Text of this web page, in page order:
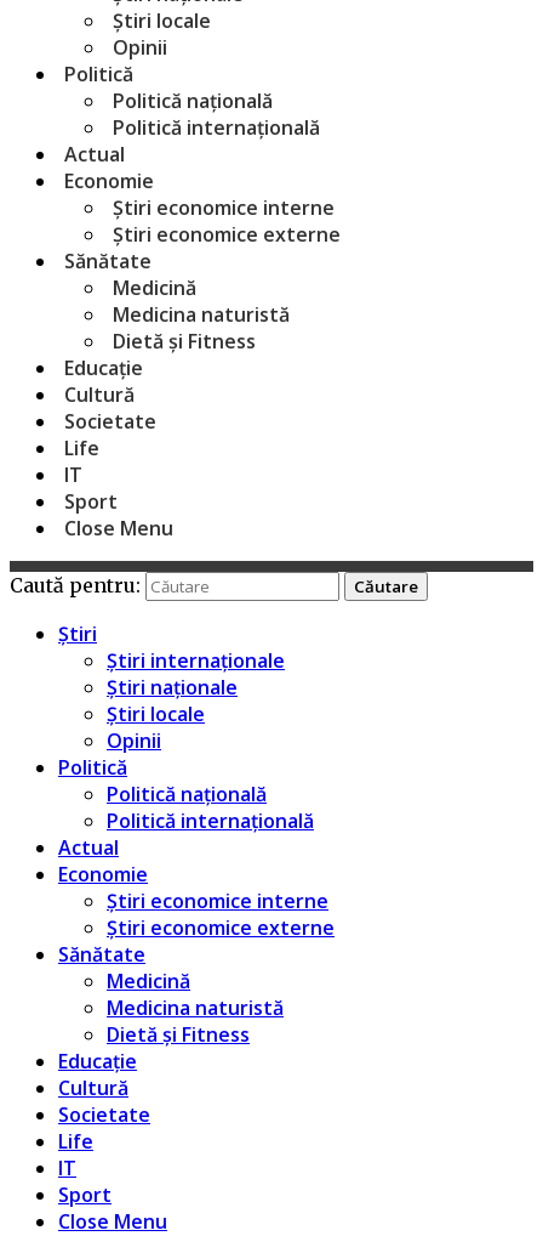
Știri locale
Opinii
Politică
Politică națională
Politică internațională
Actual
Economie
Știri economice interne
Știri economice externe
Sănătate
Medicină
Medicina naturistă
Dietă și Fitness
Educație
Cultură
Societate
Life
IT
Sport
Close Menu
Caută pentru:
Știri
Știri internaționale
Știri naționale
Știri locale
Opinii
Politică
Politică națională
Politică internațională
Actual
Economie
Știri economice interne
Știri economice externe
Sănătate
Medicină
Medicina naturistă
Dietă și Fitness
Educație
Cultură
Societate
Life
IT
Sport
Close Menu